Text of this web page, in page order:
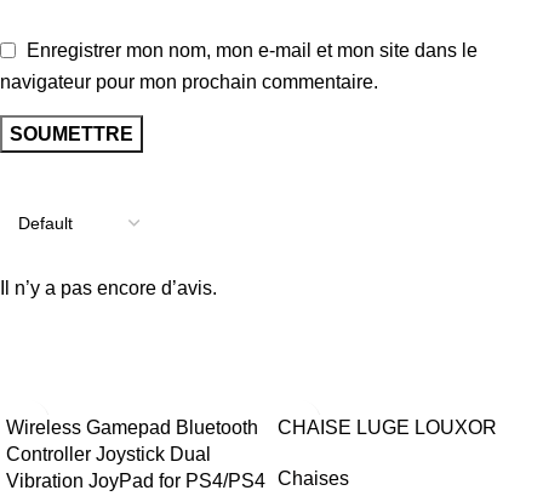
Il n’y a pas encore d’avis.
Enregistrer mon nom, mon e-mail et mon site dans le
navigateur pour mon prochain commentaire.
Wireless Gamepad Bluetooth
Controller Joystick Dual
Vibration JoyPad for PS4/PS4
CHAISE LUGE LOUXOR
Chaises